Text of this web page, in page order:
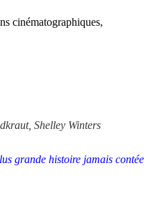
cinématographiques,
Shelley Winters
grande histoire jamais contée